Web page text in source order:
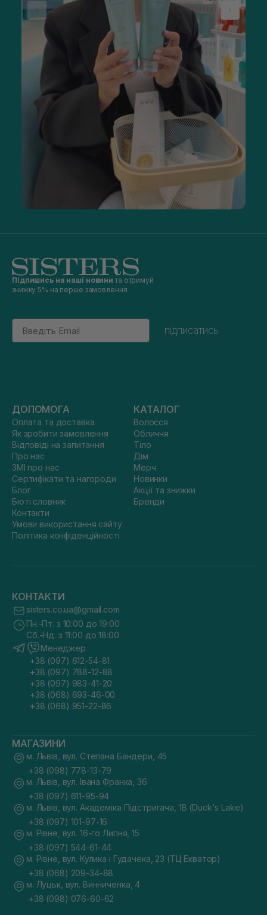
Підпишись на наші новини та отримуй
знижку 5% на перше замовлення
Email
підписатись
ДОПОМОГА
Оплата та доставка
Як зробити замовлення
Відповіді на запитання
Про нас
ЗМІ про нас
Сертифікати та нагороди
Блог
Бюті словник
Контакти
Умови використання сайту
Політика конфіденційності
КАТАЛОГ
Волосся
Обличчя
Тіло
Дім
Мерч
Новинки
Акції та знижки
Бренди
КОНТАКТИ
sisters.co.ua@gmail.com
Пн.-Пт. з 10:00 до 19:00
Сб.-Нд. з 11:00 до 18:00
Менеджер
+38 (097) 612-54-81
+38 (097) 788-12-88
+38 (097) 983-41-20
+38 (068) 693-46-00
+38 (068) 951-22-86
МАГАЗИНИ
м. Львів, вул. Степана Бандери, 45
+38 (098) 778-13-79
м. Львів, вул. Івана Франка, 36
+38 (097) 611-95-94
м. Львів, вул. Академіка Підстригача, 1В (Duck's Lake)
+38 (097) 101-97-16
м. Рівне, вул. 16-го Липня, 15
+38 (097) 544-61-44
м. Рівне, вул. Кулика і Гудачека, 23 (ТЦ Екватор)
+38 (068) 209-34-88
м. Луцьк, вул. Винниченка, 4
+38 (098) 076-60-62